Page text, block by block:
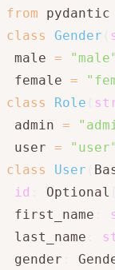
from pydantic
class
Gender
male =
"male"
female =
class
Role
admin =
user =
"user"
class
User
id
Optional
first_name
last_name
gender